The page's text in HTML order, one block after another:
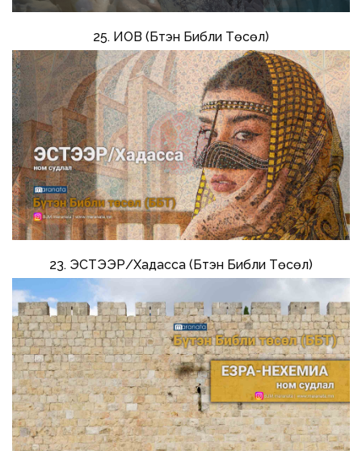
25. ИОВ (Бүтэн Библи Төсөл)
23. ЭСТЭЭР/Хадасса (Бүтэн Библи Төсөл)